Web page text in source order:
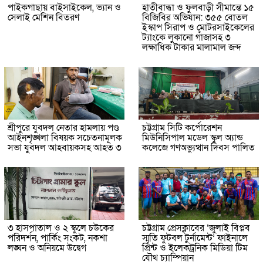
পাইকগাছায় বাইসাইকেল, ভ্যান ও
সেলাই মেশিন বিতরণ
হাতীবান্ধা ও ফুলবাড়ী সীমান্তে ১৫
বিজিবির অভিযান: ৩৫৫ বোতল
ইস্কাপ সিরাপ ও মোটরসাইকেলের
ট্যাংকে লুকানো গাঁজাসহ ৩
লক্ষাধিক টাকার মালামাল জব্দ
শ্রীপুরে যুবদল নেতার হামলায় পণ্ড
আইনশৃঙ্খলা বিষয়ক সচেতনামূলক
সভা যুবদল আহবায়কসহ আহত ৩
চট্টগ্রাম সিটি কর্পোরেশন
মিউনিসিপাল মডেল স্কুল অ্যান্ড
কলেজে গণঅভ্যুত্থান দিবস পালিত
৩ হাসপাতাল ও ২ স্কুলে চউকের
পরিদর্শন, পার্কিং সংকট, নকশা
লঙ্ঘন ও অনিয়মে উদ্বেগ
চট্টগ্রাম প্রেসক্লাবের ‘জুলাই বিপ্লব
স্মৃতি ফুটবল টুর্নামেন্ট’ ফাইনালে
প্রিন্ট ও ইলেকট্রনিক মিডিয়া টিম
যৌথ চ্যাম্পিয়ান